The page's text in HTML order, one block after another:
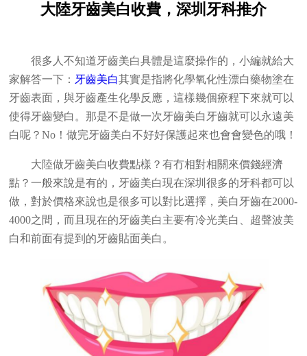
大陸牙齒美白收費，深圳牙科推介
很多人不知道牙齒美白具體是這麼操作的，小編就給大
家解答一下： 牙齒美白其實是指將化學氧化性漂白藥物塗在
牙齒表面，與牙齒產生化學反應，這樣幾個療程下來就可以
使得牙齒變白。那是不是做一次牙齒美白牙齒就可以永遠美
白呢？No！做完牙齒美白不好好保護起來也會會變色的哦！
大陸做牙齒美白收費點樣？有冇相對相關來價錢經濟
點？一般來說是有的，牙齒美白現在深圳很多的牙科都可以
做，對於價格來說也是很多可以對比選擇，美白牙齒在2000-
4000之間，而且現在的牙齒美白主要有冷光美白、超聲波美
白和前面有提到的牙齒貼面美白。